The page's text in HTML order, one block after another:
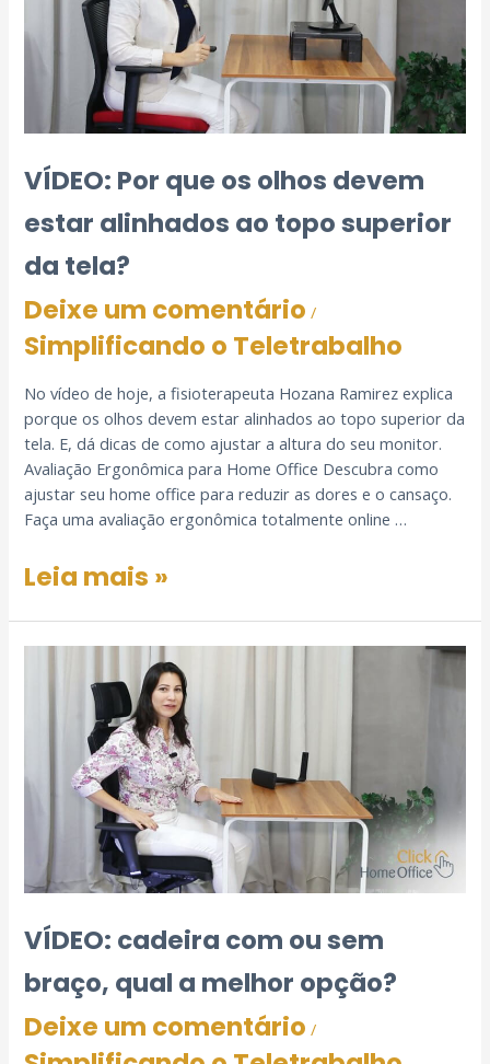
VÍDEO: Por que os olhos devem
estar alinhados ao topo superior
da tela?
Deixe um comentário /
Simplificando o Teletrabalho
No vídeo de hoje, a fisioterapeuta Hozana Ramirez explica
porque os olhos devem estar alinhados ao topo superior da
tela. E, dá dicas de como ajustar a altura do seu monitor.
Avaliação Ergonômica para Home Office Descubra como
ajustar seu home office para reduzir as dores e o cansaço.
Faça uma avaliação ergonômica totalmente online …
Leia mais »
VÍDEO: cadeira com ou sem
braço, qual a melhor opção?
Deixe um comentário /